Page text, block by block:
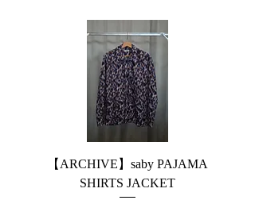
【ARCHIVE】saby PAJAMA
SHIRTS JACKET